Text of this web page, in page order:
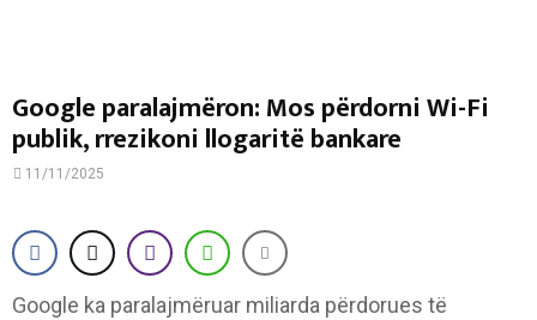
Google paralajmëron: Mos përdorni Wi-Fi
publik, rrezikoni llogaritë bankare
11/11/2025
Google ka paralajmëruar miliarda përdorues të